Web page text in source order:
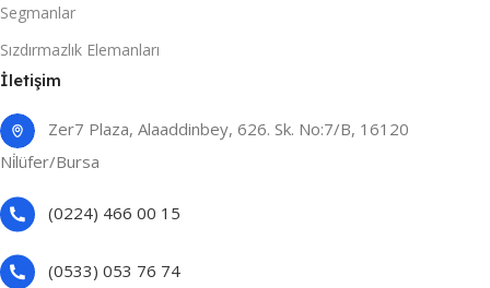
Segmanlar
Sızdırmazlık Elemanları
İletişim
Zer7 Plaza, Alaaddinbey, 626. Sk. No:7/B, 16120
Ni̇lüfer/Bursa
(0224) 466 00 15
(0533) 053 76 74